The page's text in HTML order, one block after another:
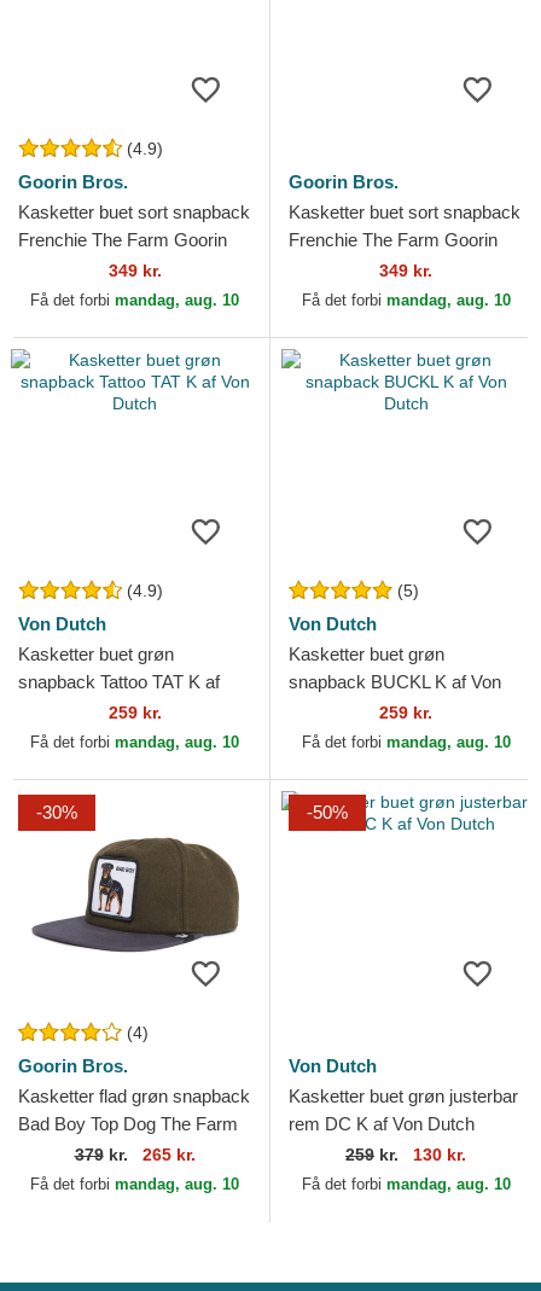
(4.9)
Goorin Bros.
Kasketter buet sort snapback
Frenchie The Farm Goorin
349 kr.
Få det forbi mandag, aug. 10
Goorin Bros.
Kasketter buet sort snapback
Frenchie The Farm Goorin
349 kr.
Få det forbi mandag, aug. 10
(4.9)
Von Dutch
Kasketter buet grøn
snapback Tattoo TAT K af
259 kr.
Få det forbi mandag, aug. 10
(5)
Von Dutch
Kasketter buet grøn
snapback BUCKL K af Von
259 kr.
Få det forbi mandag, aug. 10
-30%
(4)
Goorin Bros.
Kasketter flad grøn snapback
Bad Boy Top Dog The Farm
Flats The Farm Goorin Bros.
379kr. 265 kr.
Få det forbi mandag, aug. 10
-50%
Von Dutch
Kasketter buet grøn justerbar
rem DC K af Von Dutch
259 kr. 130 kr.
Få det forbi mandag, aug. 10